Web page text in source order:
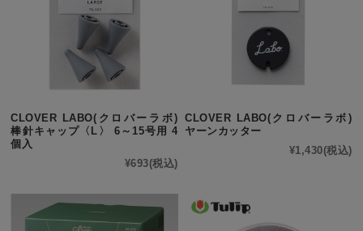
CLOVER LABO(クロバーラボ)
棒針キャップ〈L〉 6～15号用 4
個入
¥693(税込)
CLOVER LABO(クロバーラボ)
ヤーンカッター
¥1,430(税込)